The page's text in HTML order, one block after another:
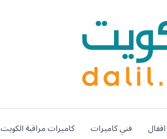
فني كاميرات كاميرات مراقبة الكويت